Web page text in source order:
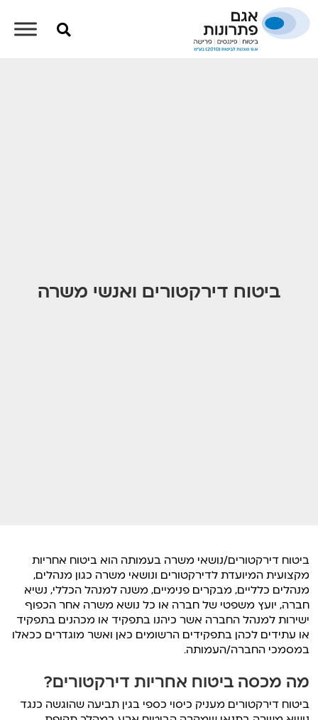
ביטוח דירקטורים ואנשי משרה
ביטוח דירקטורים/נושאי משרה בעמותה הוא ביטוח אחריות
מקצועית המיועדת לדירקטורים ונושאי משרה כגון מנהלים,
מנהלים כלליים, מבקרים פנימיים, משנה למנהל הכללי, נשיא
חברה, יועץ משפטי של חברה או כל נושא משרה אחר הכפוף
ישירות למנהל החברה אשר כיהנו בתפקיד או מכהנים בתפקיד
או עתידים לכהן בתפקידים הרשומים כאן ואשר מוגדרים ככאלו
במסמכי החברה/העמותה.
מה מכסה ביטוח אחריות דירקטורים?
ביטוח דירקטורים מעניק כיסוי כספי בגין תביעה שהוגשה כנגד